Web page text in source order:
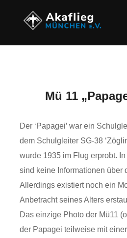
Mü 11
Der ‘Papagei’ war ein
dem Schulgleiter SG-38
wurde 1935 im Flug erprobt.
sind keine Informationen über
Allerdings existiert noch ein
Anbetracht seines Alters
Das einzige Photo der Mü11
der Papagei teilweise mit